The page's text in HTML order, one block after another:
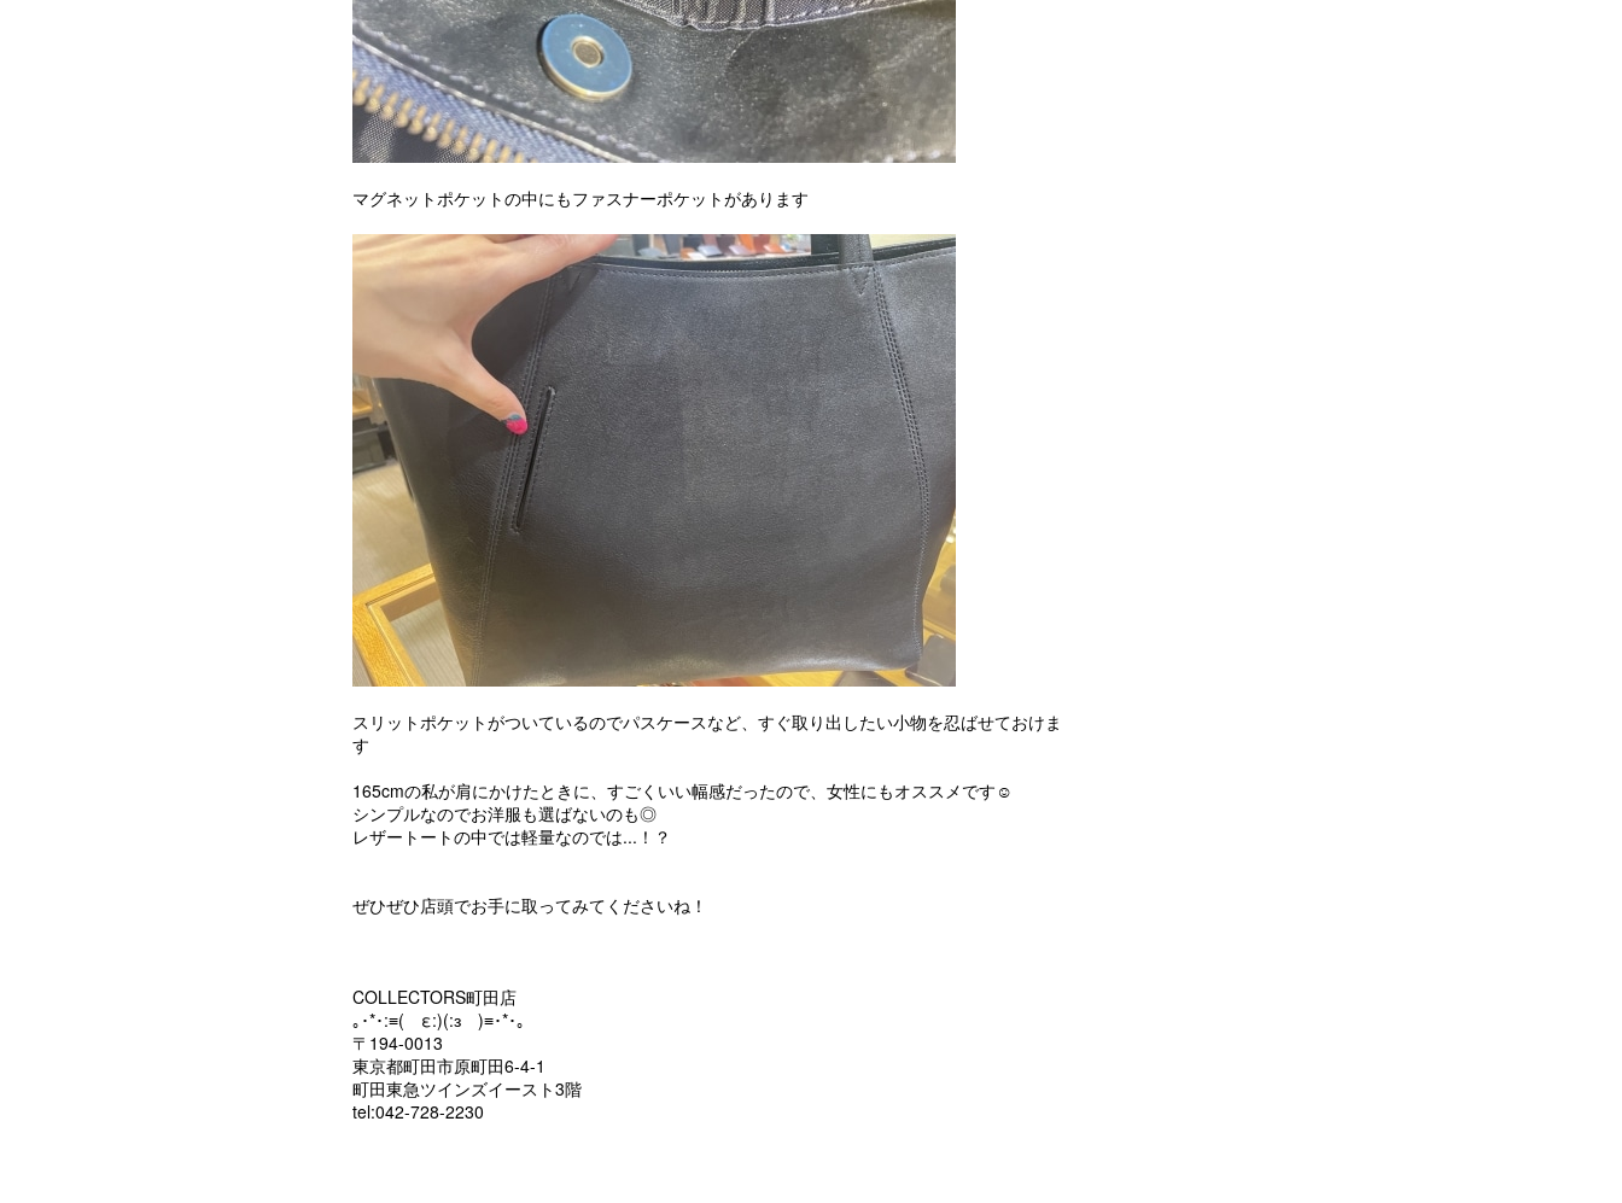
マグネットポケットの中にもファスナーポケットがあります
スリットポケットがついているのでパスケースなど、すぐ取り出したい小物を忍ばせておけま
す
165cmの私が肩にかけたときに、すごくいい幅感だったので、女性にもオススメです☺︎
シンプルなのでお洋服も選ばないのも◎
レザートートの中では軽量なのでは...！？
ぜひぜひ店頭でお手に取ってみてくださいね！
COLLECTORS町田店
｡･*･:≡( ε:)(:з )≡･*･｡
〒194-0013
東京都町田市原町田6-4-1
町田東急ツインズイースト3階
tel:042-728-2230